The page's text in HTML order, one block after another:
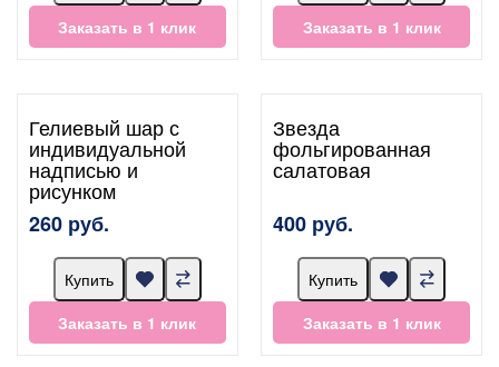
Заказать в 1 клик
Заказать в 1 клик
Гелиевый шар с
индивидуальной
надписью и
рисунком
260 руб.
Купить
Заказать в 1 клик
Звезда
фольгированная
салатовая
400 руб.
Купить
Заказать в 1 клик